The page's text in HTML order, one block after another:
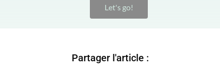
Let's go!
Partager l'article :